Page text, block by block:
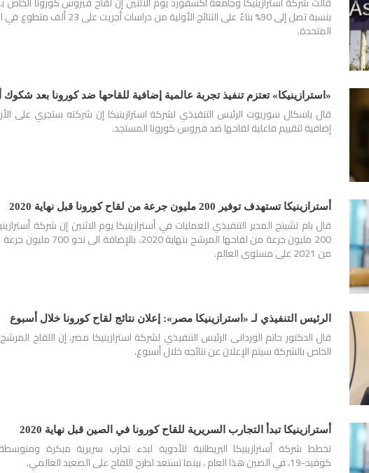
بنسبة تصل إلى 90% بناءً على النتائج الأولية من
المتحدة.
«استرازينيكا» تعتزم تنفيذ تجربة عالمية إضافية للقاحها ضد كورونا بعد شكوك
قال باسكال سوريوت الرئيس التنفيذي لشركة استرازينيكا إن شركته ستجري على
إضافية لتقييم فاعلية لقاحها ضد فيروس كورونا المستجد.
أسترازينيكا تستهدف توفير 200 مليون جرعة من لقاح كورونا قبل نهاية 2020
قال بام تشينج المدير التنفيذي للعمليات في أسترازينيكا يوم الاثنين إن شركة
200 مليون جرعة من لقاحها المرشح
من 2021 على مستوى العالم.
الرئيس التنفيذي لـ «استرازينيكا مصر»: إعلان نتائج لقاح كورونا خلال أسبوع
قال الدكتور حاتم الوردانى الرئيس التنفيذي لشركة استرازينيكا مصر، إن اللقاح
الخاص بالشركة سيتم الإعلان عن نتائجه خلال أسبوع.
أسترازينيكا تبدأ التجارب السريرية للقاح كورونا في الصين قبل نهاية 2020
تخطط شركة أسترازينيكا البريطانية للأدوية لبدء تجارب سريرية مبكرة
كوفيد-19، في الصين هذا العام ، بينما تستعد لطرح اللقاح على الصعيد العالمي.